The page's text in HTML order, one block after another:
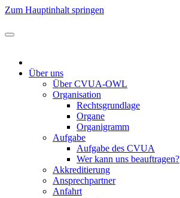
Zum Hauptinhalt springen
Über uns
Über CVUA-OWL
Organisation
Rechtsgrundlage
Organe
Organigramm
Aufgabe
Aufgabe des CVUA
Wer kann uns beauftragen?
Akkreditierung
Ansprechpartner
Anfahrt